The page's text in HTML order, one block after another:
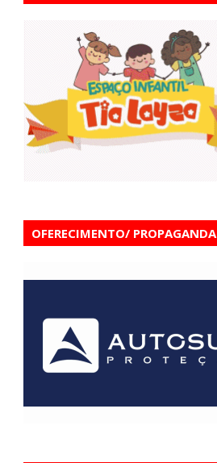
OFERECIMENTO/ PROPAGANDA